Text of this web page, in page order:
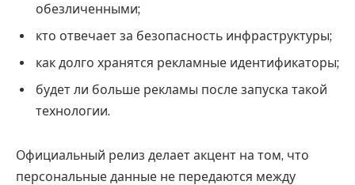
обезличенными;
кто отвечает за безопасность инфраструктуры;
как долго хранятся рекламные идентификаторы;
будет ли больше рекламы после запуска такой
технологии.
Официальный релиз делает акцент на том, что
персональные данные не передаются между